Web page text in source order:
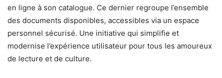
en ligne à son catalogue. Ce dernier regroupe l’ensemble
des documents disponibles, accessibles via un espace
personnel sécurisé. Une initiative qui simplifie et
modernise l’expérience utilisateur pour tous les amoureux
de lecture et de culture.